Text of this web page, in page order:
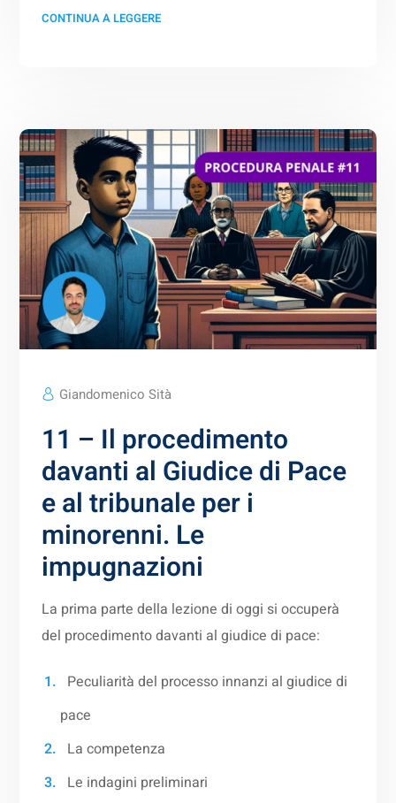
CONTINUA A LEGGERE
Giandomenico Sità
11 – Il procedimento
davanti al Giudice di Pace
e al tribunale per i
minorenni. Le
impugnazioni
La prima parte della lezione di oggi si occuperà
del procedimento davanti al giudice di pace:
Peculiarità del processo innanzi al giudice di
pace
La competenza
Le indagini preliminari